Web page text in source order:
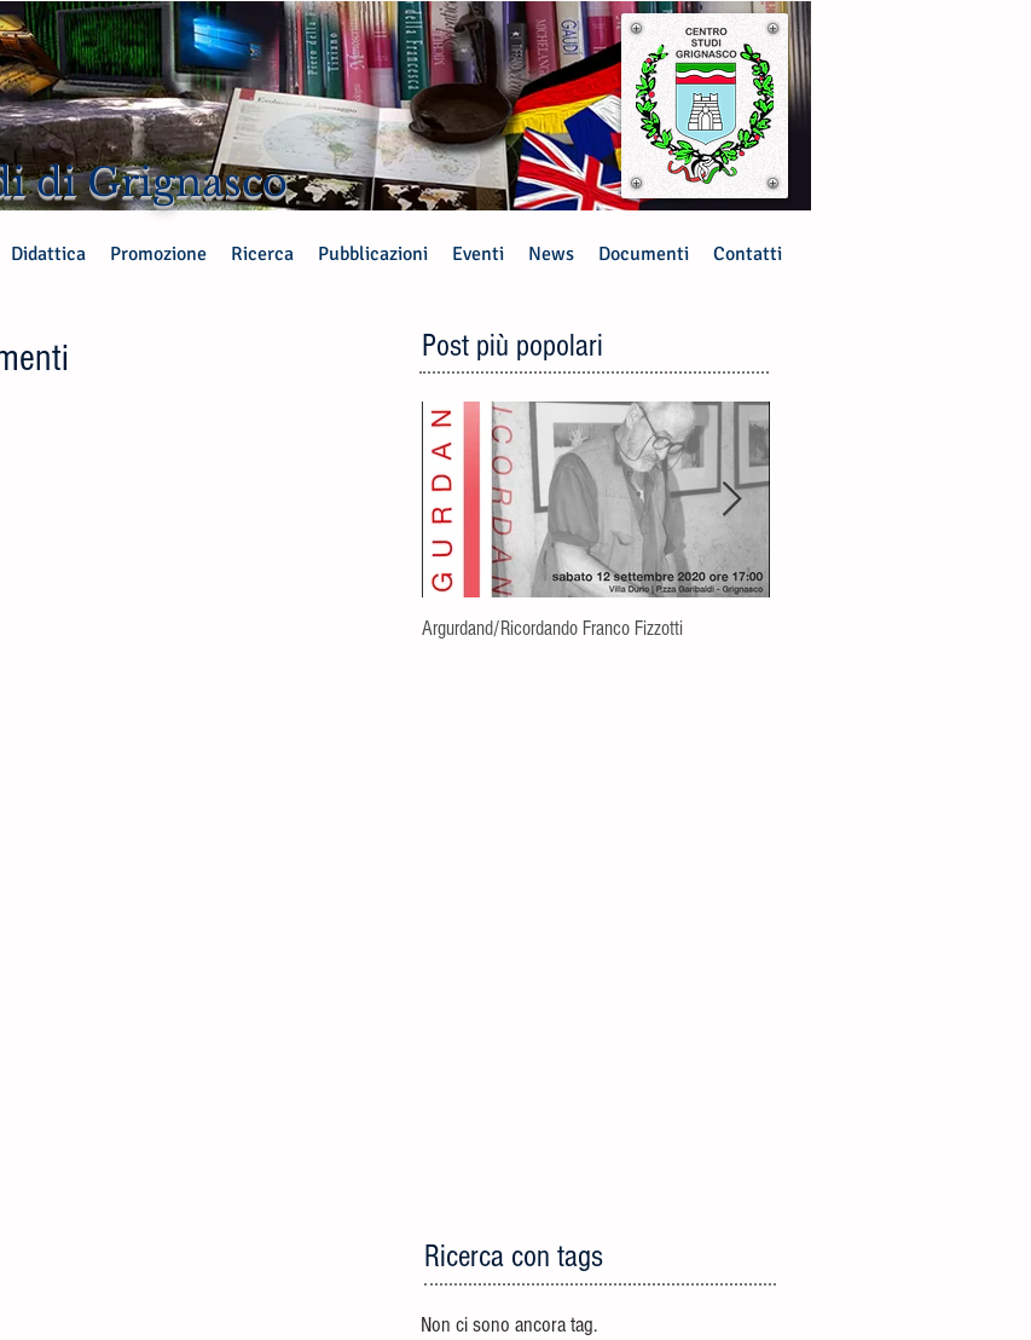
di Grignasco
Didattica Promozione Ricerca Pubblicazioni Eventi News Documenti Contatti
Post più popolari
Argurdand/Ricordando Franco Fizzotti
Ricerca con tags
Non ci sono ancora tag.